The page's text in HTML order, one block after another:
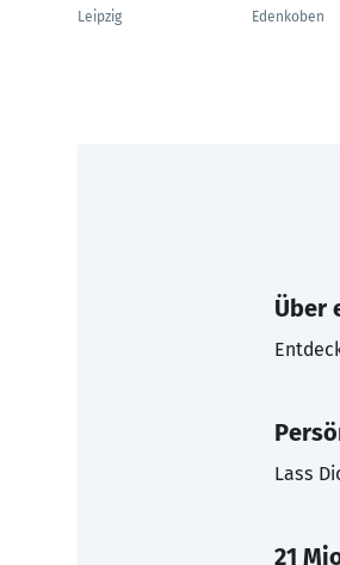
Leipzig
Edenkoben
Über
Lass
21